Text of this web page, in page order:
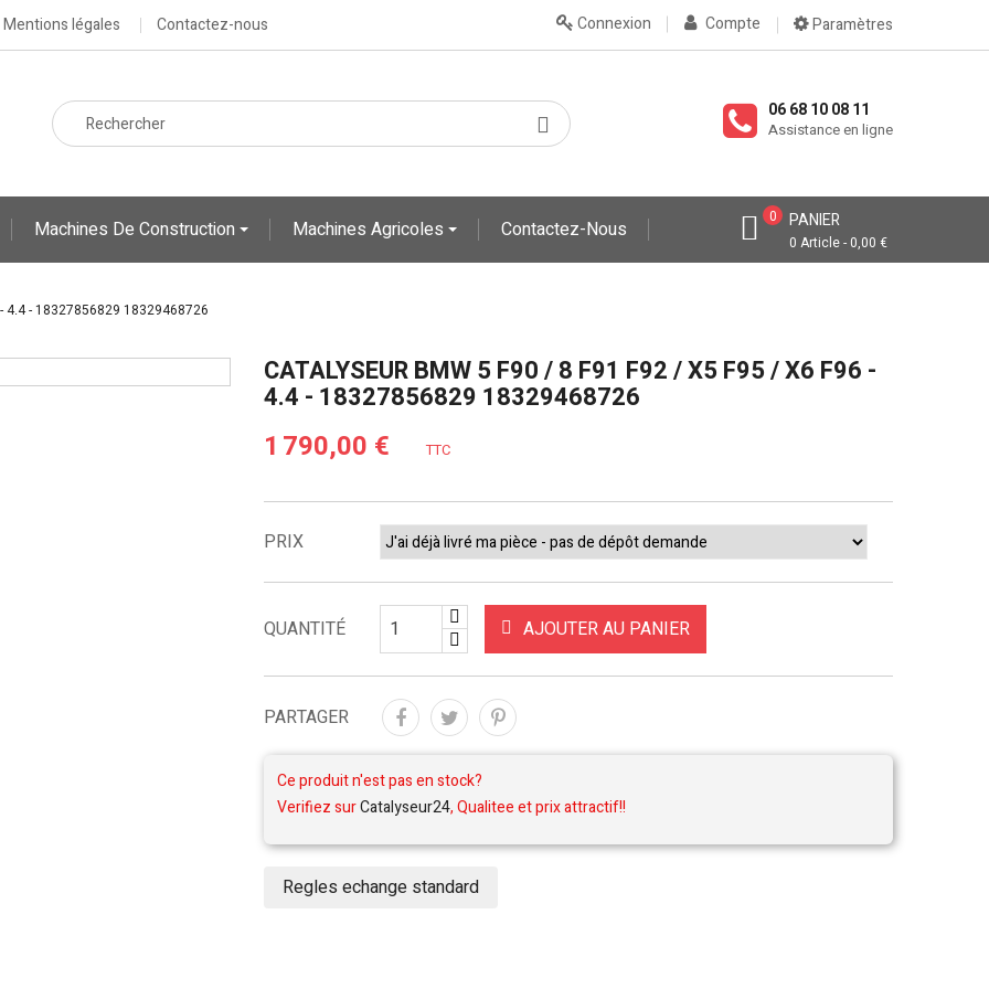
Mentions légales Contactez-nous Paramètres
Compte
Connexion
06 68 10 08 11
Assistance en ligne
PANIER
0 Article - 0,00 €
0
Machines De Construction Machines Agricoles Contactez-Nous
4.4 - 18327856829 18329468726
CATALYSEUR BMW 5 F90 / 8 F91 F92 / X5 F95 / X6 F96 -
4.4 - 18327856829 18329468726
1 790,00 € TTC
PRIX
QUANTITÉ AJOUTER AU PANIER
PARTAGER
Ce produit n'est pas en stock?
Verifiez surCatalyseur24, Qualitee et prix attractif!!
Regles echange standard